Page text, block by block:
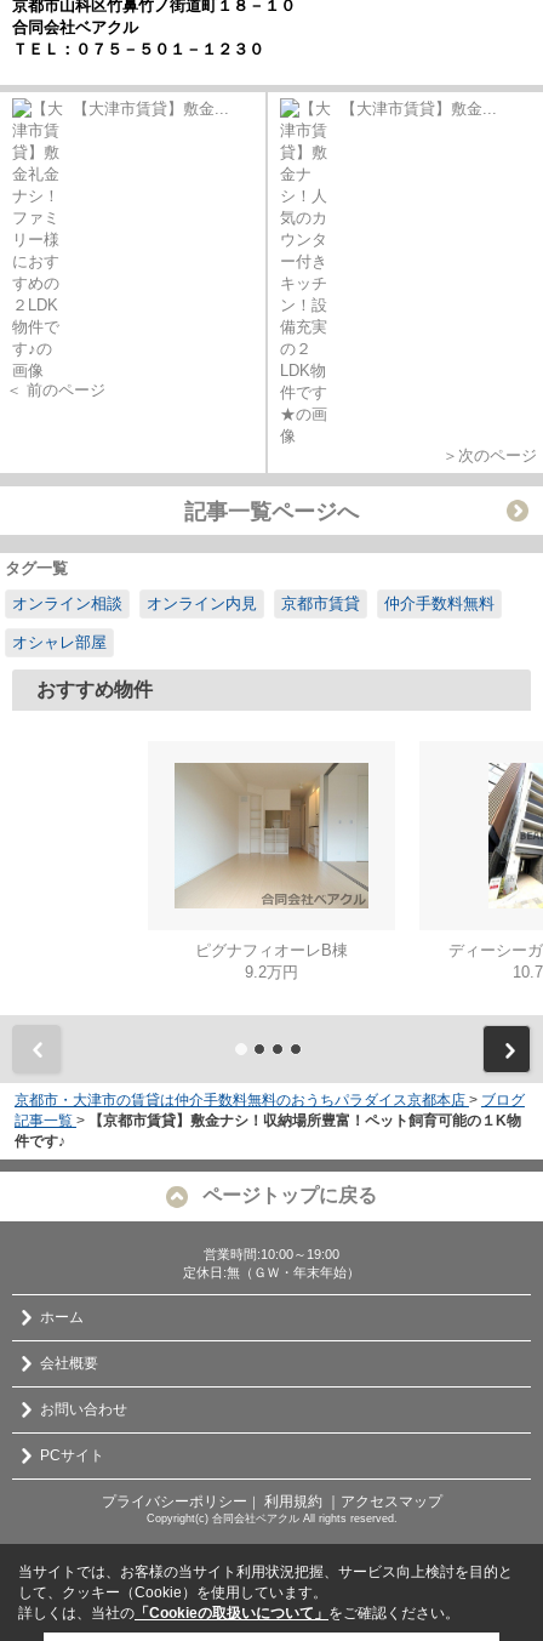
京都市山科区竹鼻竹ノ街道町１８－１０
合同会社ベアクル
ＴＥＬ：０７５－５０１－１２３０
【大津市賃貸】敷金...
＜ 前のページ
【大津市賃貸】敷金...
＞次のページ
記事一覧ページへ
タグ一覧
オンライン相談
オンライン内見 京都市賃貸 仲介手数料無料
オシャレ部屋
おすすめ物件
ピグナフィオーレB棟
9.2万円
ディーシー
京都市・大津市の賃貸は仲介手数料無料のおうちパラダイス京都本店 > ブログ
記事一覧 >
【京都市賃貸】敷金ナシ！収納場所豊富！ペット飼育可能の１K物
件です♪
ページトップに戻る
営業時間:10:00～19:00
定休日:無（ＧＷ・年末年始）
ホーム
会社概要
お問い合わせ
PCサイト
プライバシーポリシー ｜ 利用規約 ｜アクセスマップ
Copyright(c) 合同会社ベアクル All rights reserved.
当サイトでは、お客様の当サイト利用状況把握、サービス向上検討を目的と
して、クッキー（Cookie）を使用しています。
詳しくは、当社の 「Cookieの取扱いについて」 をご確認ください。